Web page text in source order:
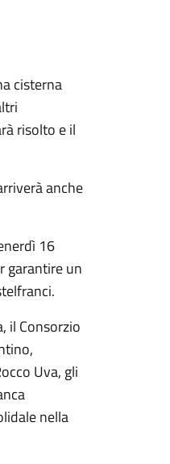
cisterna
risolto e il
anche
16
garantire un
il Consorzio
Uva, gli
nella